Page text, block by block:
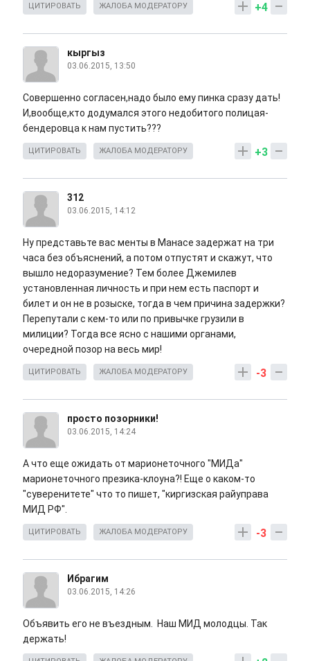
+4
ЦИТИРОВАТЬ ЖАЛОБА МОДЕРАТОРУ
кыргыз
03.06.2015, 13:50
Совершенно согласен,надо было ему пинка сразу дать!
И,вообще,кто додумался этого недобитого полицая-
бендеровца к нам пустить???
+3
ЦИТИРОВАТЬ ЖАЛОБА МОДЕРАТОРУ
312
03.06.2015, 14:12
Ну представьте вас менты в Манасе задержат на три
часа без объяснений, а потом отпустят и скажут, что
вышло недоразумение? Тем более Джемилев
установленная личность и при нем есть паспорт и
билет и он не в розыске, тогда в чем причина задержки?
Перепутали с кем-то или по привычке грузили в
милиции? Тогда все ясно с нашими органами,
очередной позор на весь мир!
-3
ЦИТИРОВАТЬ ЖАЛОБА МОДЕРАТОРУ
просто позорники!
03.06.2015, 14:24
А что еще ожидать от марионеточного "МИДа"
марионеточного презика-клоуна?! Еще о каком-то
"суверенитете" что то пишет, "киргизская райуправа
МИД РФ".
-3
ЦИТИРОВАТЬ ЖАЛОБА МОДЕРАТОРУ
Ибрагим
03.06.2015, 14:26
Объявить его не въездным. Наш МИД молодцы. Так
держать!